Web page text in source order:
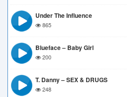
Under The Influence
865
Blueface – Baby Girl
200
T. Danny – SEX & DRUGS
248